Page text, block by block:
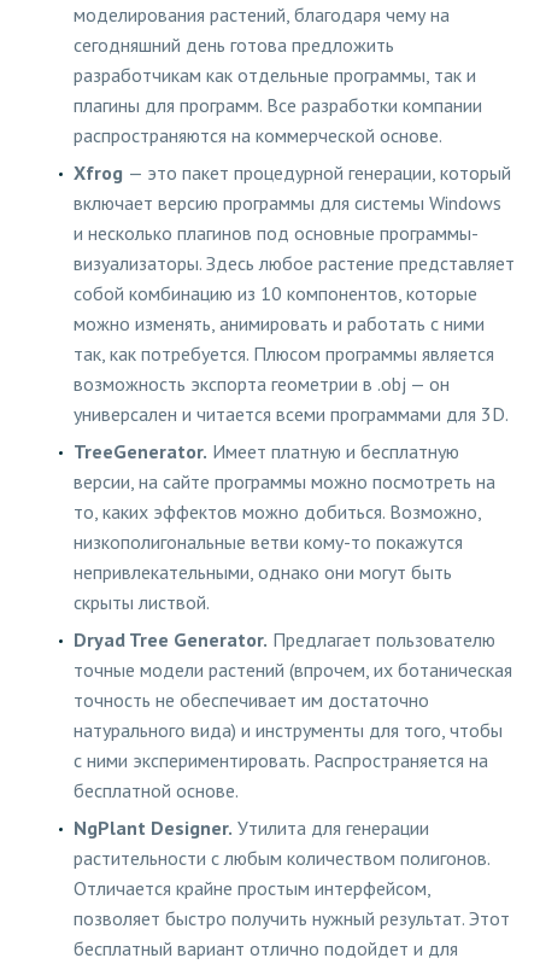
моделирования растений, благодаря чему на
сегодняшний день готова предложить
разработчикам как отдельные программы, так и
плагины для программ. Все разработки компании
распространяются на коммерческой основе.
Xfrog — это пакет процедурной генерации, который
включает версию программы для системы Windows
и несколько плагинов под основные программы-
визуализаторы. Здесь любое растение представляет
собой комбинацию из 10 компонентов, которые
можно изменять, анимировать и работать с ними
так, как потребуется. Плюсом программы является
возможность экспорта геометрии в .obj — он
универсален и читается всеми программами для 3D.
TreeGenerator. Имеет платную и бесплатную
версии, на сайте программы можно посмотреть на
то, каких эффектов можно добиться. Возможно,
низкополигональные ветви кому-то покажутся
непривлекательными, однако они могут быть
скрыты листвой.
Dryad Tree Generator. Предлагает пользователю
точные модели растений (впрочем, их ботаническая
точность не обеспечивает им достаточно
натурального вида) и инструменты для того, чтобы
с ними экспериментировать. Распространяется на
бесплатной основе.
NgPlant Designer. Утилита для генерации
растительности с любым количеством полигонов.
Отличается крайне простым интерфейсом,
позволяет быстро получить нужный результат. Этот
бесплатный вариант отлично подойдет и для